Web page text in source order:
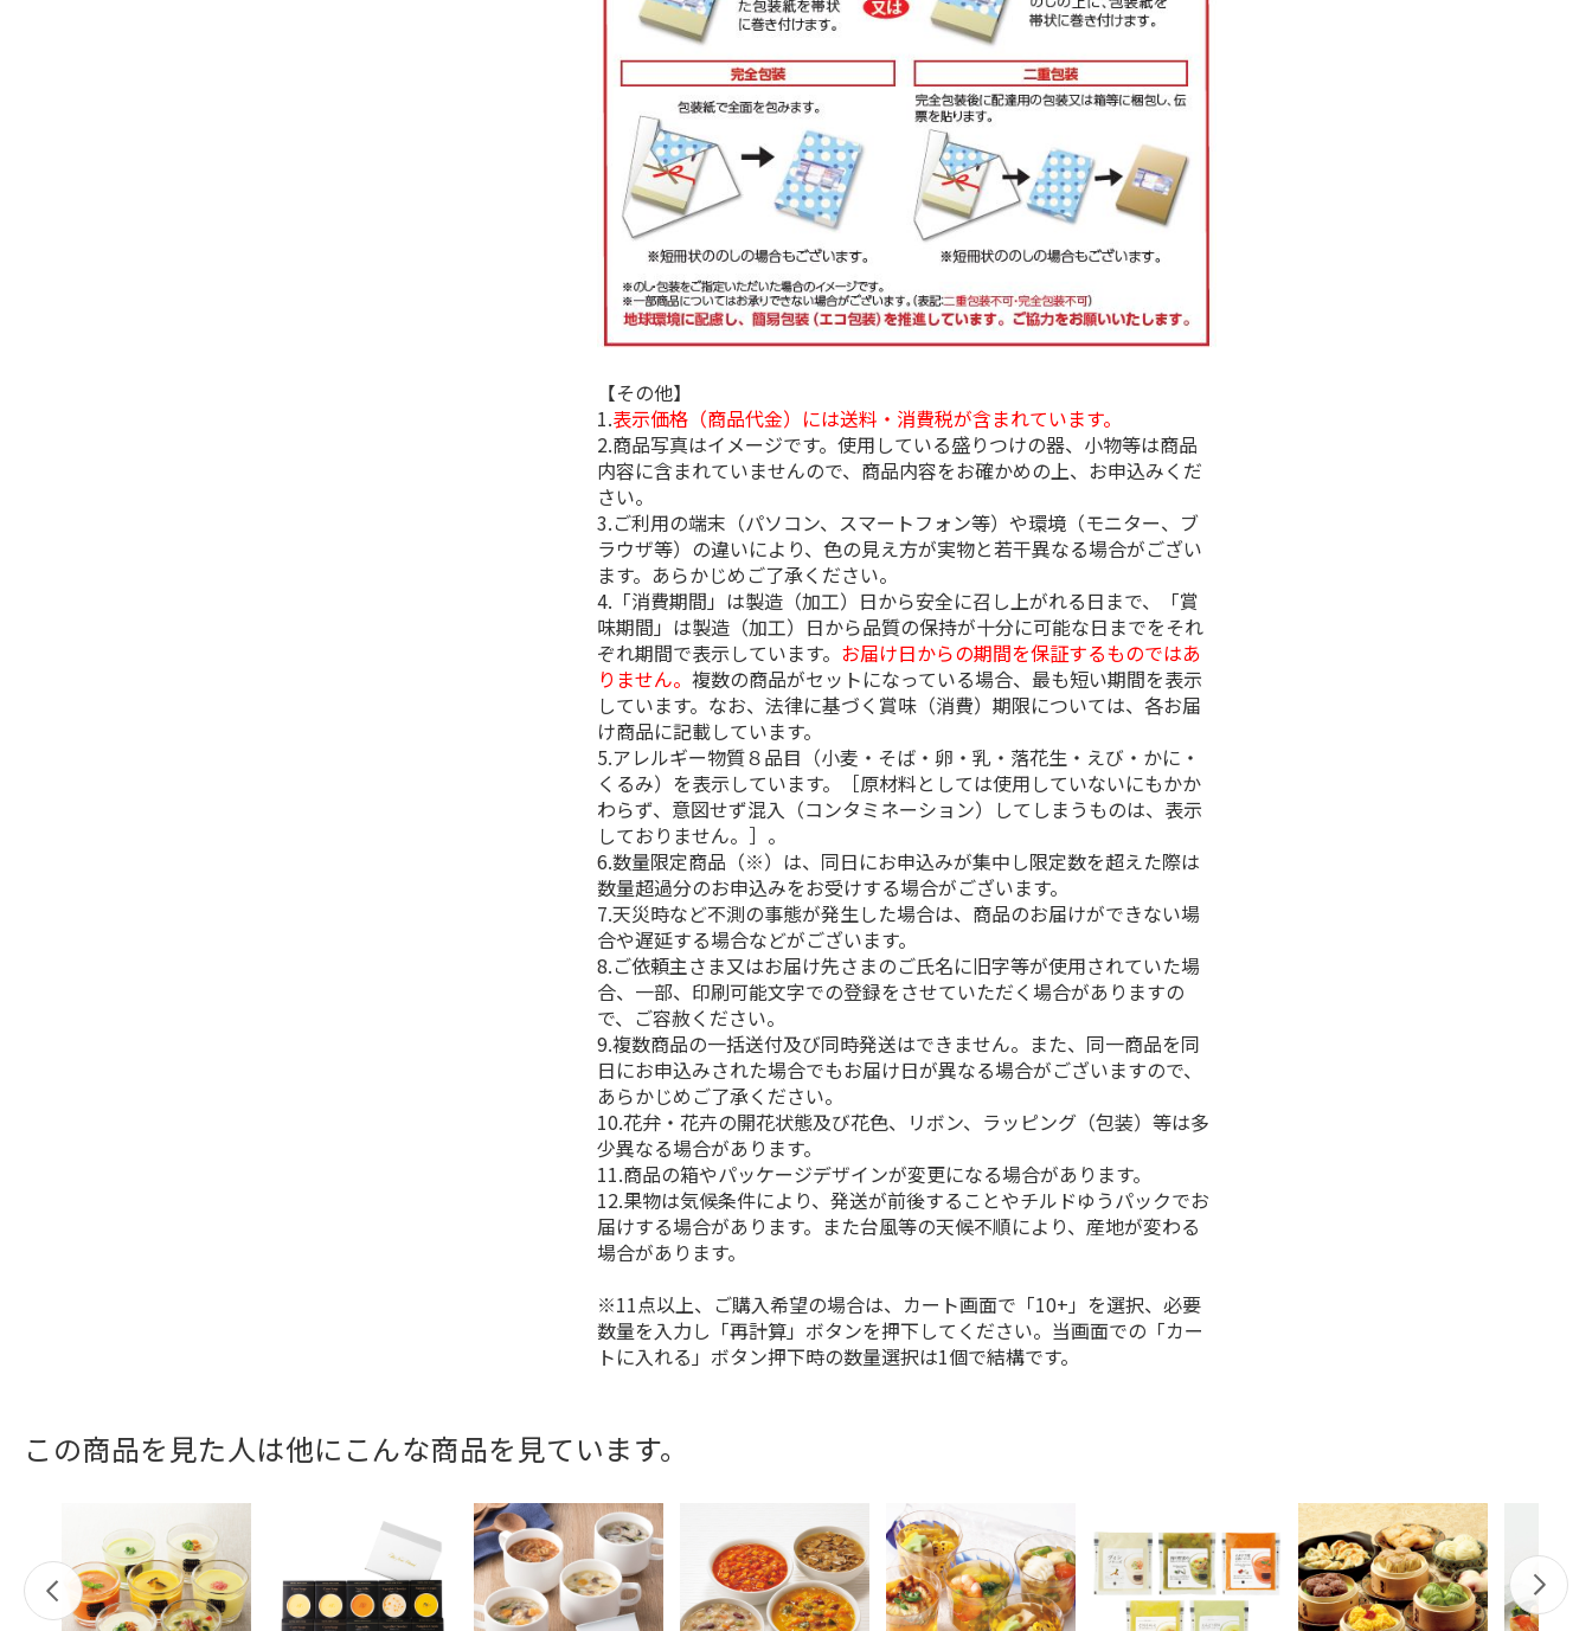
【その他】
1.表示価格（商品代金）には送料・消費税が含まれています。
2.商品写真はイメージです。使用している盛りつけの器、小物等は商品
内容に含まれていませんので、商品内容をお確かめの上、お申込みくだ
さい。
3.ご利用の端末（パソコン、スマートフォン等）や環境（モニター、ブ
ラウザ等）の違いにより、色の見え方が実物と若干異なる場合がござい
ます。あらかじめご了承ください。
4.「消費期間」は製造（加工）日から安全に召し上がれる日まで、「賞
味期間」は製造（加工）日から品質の保持が十分に可能な日までをそれ
ぞれ期間で表示しています。 お届け日からの期間を保証するものではあ
りません。複数の商品がセットになっている場合、最も短い期間を表示
しています。なお、法律に基づく賞味（消費）期限については、各お届
け商品に記載しています。
5.アレルギー物質８品目（小麦・そば・卵・乳・落花生・えび・かに・
くるみ）を表示しています。［原材料としては使用していないにもかか
わらず、意図せず混入（コンタミネーション）してしまうものは、表示
しておりません。］。
6.数量限定商品（※）は、同日にお申込みが集中し限定数を超えた際は
数量超過分のお申込みをお受けする場合がございます。
7.天災時など不測の事態が発生した場合は、商品のお届けができない場
合や遅延する場合などがございます。
8.ご依頼主さま又はお届け先さまのご氏名に旧字等が使用されていた場
合、一部、印刷可能文字での登録をさせていただく場合がありますの
で、ご容赦ください。
9.複数商品の一括送付及び同時発送はできません。また、同一商品を同
日にお申込みされた場合でもお届け日が異なる場合がございますので、
あらかじめご了承ください。
10.花弁・花卉の開花状態及び花色、リボン、ラッピング（包装）等は多
少異なる場合があります。
11.商品の箱やパッケージデザインが変更になる場合があります。
12.果物は気候条件により、発送が前後することやチルドゆうパックでお
届けする場合があります。また台風等の天候不順により、産地が変わる
場合があります。
※11点以上、ご購入希望の場合は、カート画面で「10+」を選択、必要
数量を入力し「再計算」ボタンを押下してください。当画面での「カー
トに入れる」ボタン押下時の数量選択は1個で結構です。
この商品を見た人は他にこんな商品を見ています。